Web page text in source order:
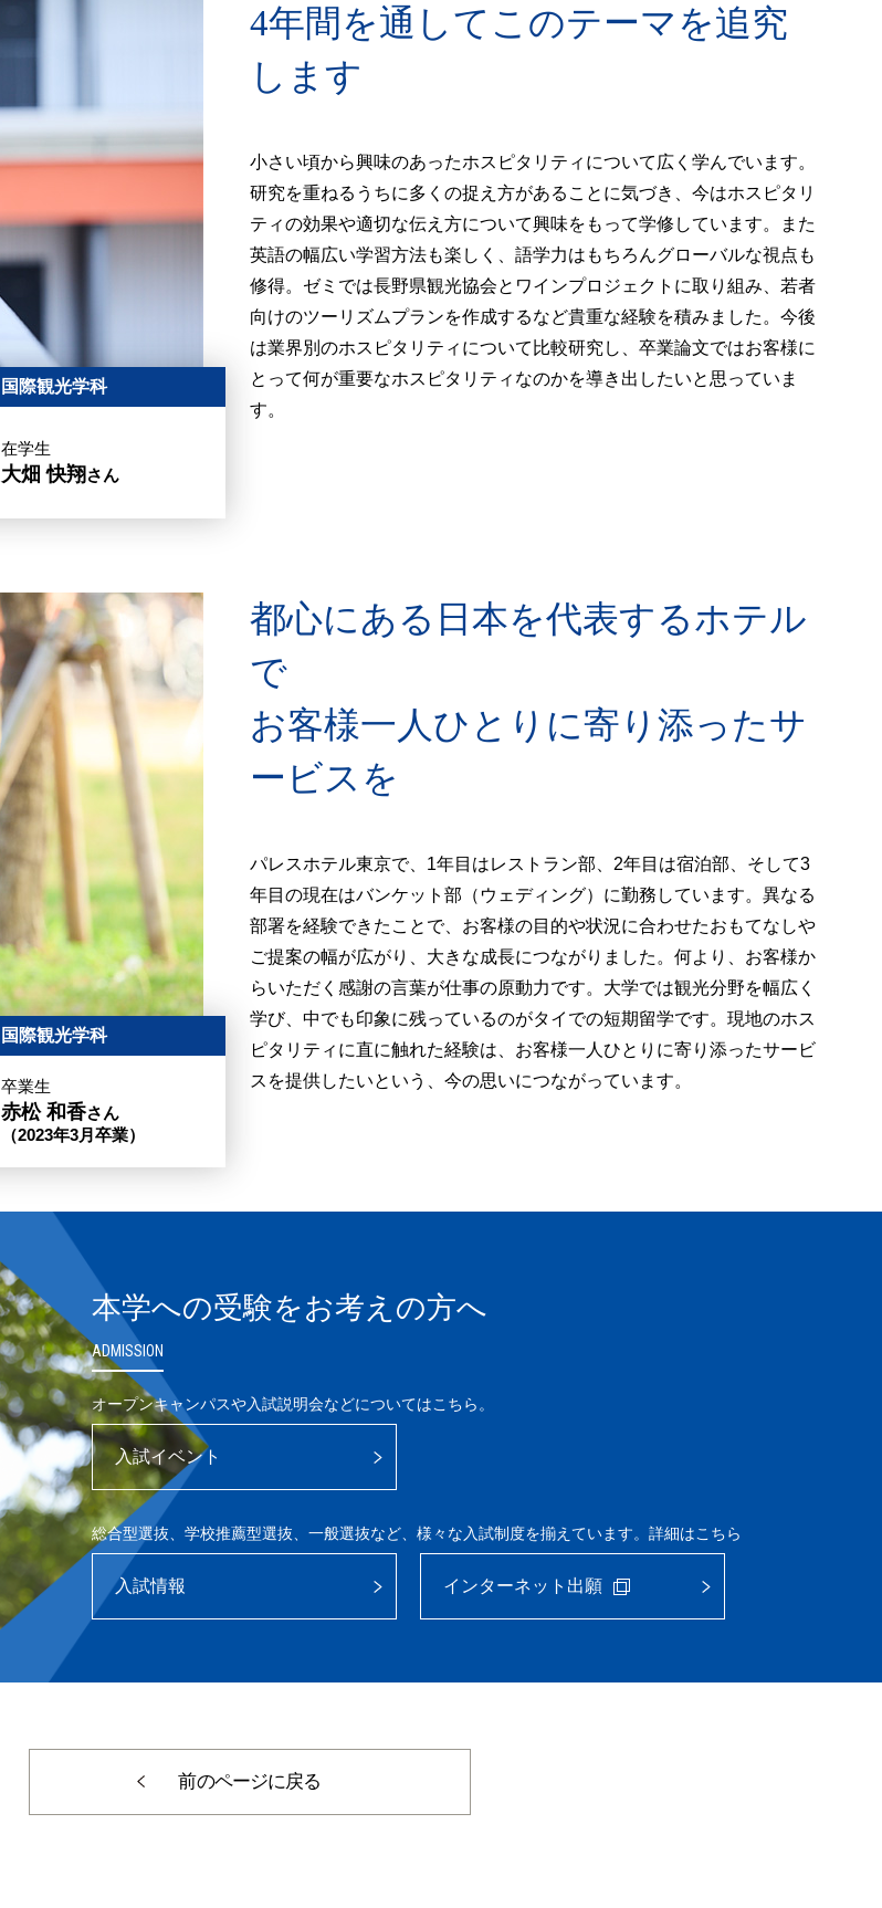
国際観光学科
在学生
大畑 快翔さん
4年間を通してこのテーマを追究
します
小さい頃から興味のあったホスピタリティについて広く学んでいます。
研究を重ねるうちに多くの捉え方があることに気づき、今はホスピタリ
ティの効果や適切な伝え方について興味をもって学修しています。また
英語の幅広い学習方法も楽しく、語学力はもちろんグローバルな視点も
修得。ゼミでは長野県観光協会とワインプロジェクトに取り組み、若者
向けのツーリズムプランを作成するなど貴重な経験を積みました。今後
は業界別のホスピタリティについて比較研究し、卒業論文ではお客様に
とって何が重要なホスピタリティなのかを導き出したいと思っていま
す。
国際観光学科
卒業生
赤松 和香さん
（2023年3月卒業）
都心にある日本を代表するホテル
で
お客様一人ひとりに寄り添ったサ
ービスを
パレスホテル東京で、1年目はレストラン部、2年目は宿泊部、そして3
年目の現在はバンケット部（ウェディング）に勤務しています。異なる
部署を経験できたことで、お客様の目的や状況に合わせたおもてなしや
ご提案の幅が広がり、大きな成長につながりました。何より、お客様か
らいただく感謝の言葉が仕事の原動力です。大学では観光分野を幅広く
学び、中でも印象に残っているのがタイでの短期留学です。現地のホス
ピタリティに直に触れた経験は、お客様一人ひとりに寄り添ったサービ
スを提供したいという、今の思いにつながっています。
本学への受験をお考えの方へ
ADMISSION
オープンキャンパスや入試説明会などについてはこちら。
入試イベント
総合型選抜、学校推薦型選抜、一般選抜など、様々な入試制度を揃えています。詳細はこちら
入試情報 インターネット出願
前のページに戻る